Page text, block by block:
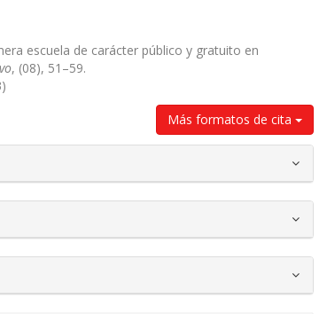
escuela de carácter público y gratuito en
, (08), 51–59.
Más formatos de cita